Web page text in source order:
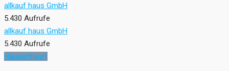
allkauf haus GmbH
5.430 Aufrufe
allkauf haus GmbH
5.430 Aufrufe
Hausentwurf